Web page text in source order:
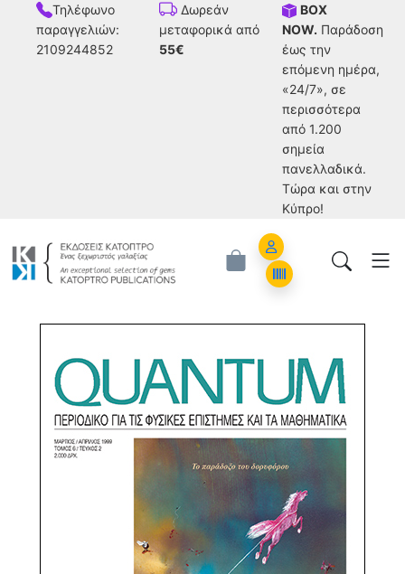
Τηλέφωνο
παραγγελιών:
2109244852
Δωρεάν
μεταφορικά από
55€
BOX
NOW. Παράδοση
έως την
επόμενη ημέρα,
«24/7», σε
περισσότερα
από 1.200
σημεία
πανελλαδικά.
Tώρα και στην
Κύπρο!
Account
Orders